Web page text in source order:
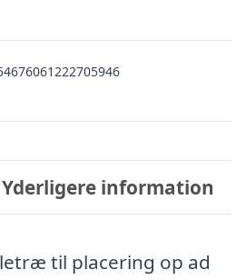
Yderligere information
til placering op ad